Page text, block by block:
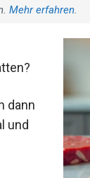
Mehr erfahren.
dann
und